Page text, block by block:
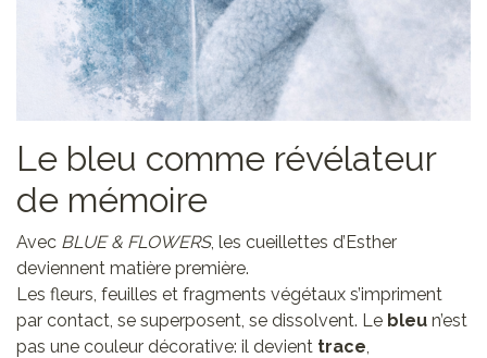
Le bleu comme révélateur
de mémoire
Avec BLUE & FLOWERS, les cueillettes d’Esther
deviennent matière première.
Les fleurs, feuilles et fragments végétaux s’impriment
par contact, se superposent, se dissolvent. Le bleu n’est
pas une couleur décorative: il devient trace